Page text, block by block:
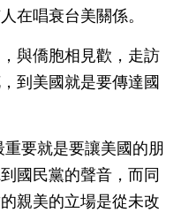
在唱衰台美關係。
與僑胞相見歡，走訪
到美國就是要傳達國
要就是要讓美國的朋
國民黨的聲音，而同
親美的立場是從未改